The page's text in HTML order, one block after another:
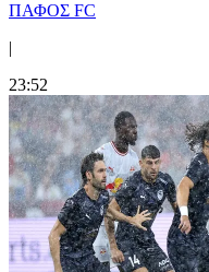
ΠΑΦΟΣ FC
|
23:52